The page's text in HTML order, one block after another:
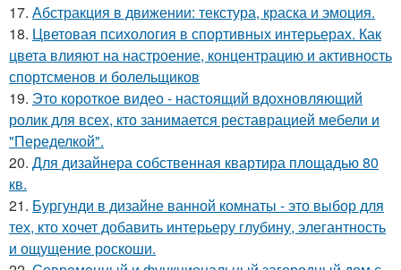
17. Абстракция в движении: текстура, краска и эмоция.
18. Цветовая психология в спортивных интерьерах. Как
цвета влияют на настроение, концентрацию и активность
спортсменов и болельщиков
19. Это короткое видео - настоящий вдохновляющий
ролик для всех, кто занимается реставрацией мебели и
"Переделкой".
20. Для дизайнера собственная квартира площадью 80
кв.
21. Бургунди в дизайне ванной комнаты - это выбор для
тех, кто хочет добавить интерьеру глубину, элегантность
и ощущение роскоши.